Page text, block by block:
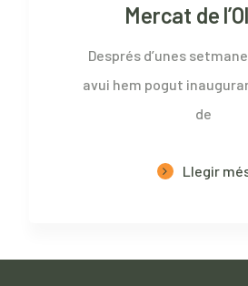
Mercat de
Després d’unes
avui hem pogut
de
Llegir